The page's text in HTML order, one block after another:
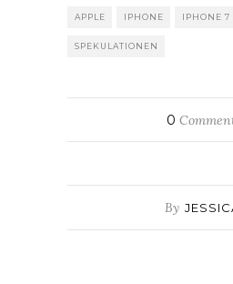
APPLE IPHONE IPHONE 7
SPEKULATIONEN
0
By